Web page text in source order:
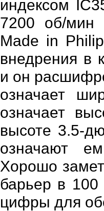
индексом
7200 об/мин
Made in
внедрения в
и он
означает
означает
высоте 3.5-
означают
Хорошо
барьер в 100
цифры для